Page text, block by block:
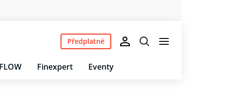
FLOW Finexpert Eventy
Předplatné